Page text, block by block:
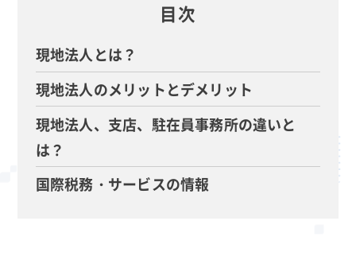
目次
現地法人とは？
現地法人のメリットとデメリット
現地法人、支店、駐在員事務所の違いと
は？
国際税務・サービスの情報